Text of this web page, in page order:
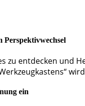
Perspektivwechsel
zu entdecken und
ein